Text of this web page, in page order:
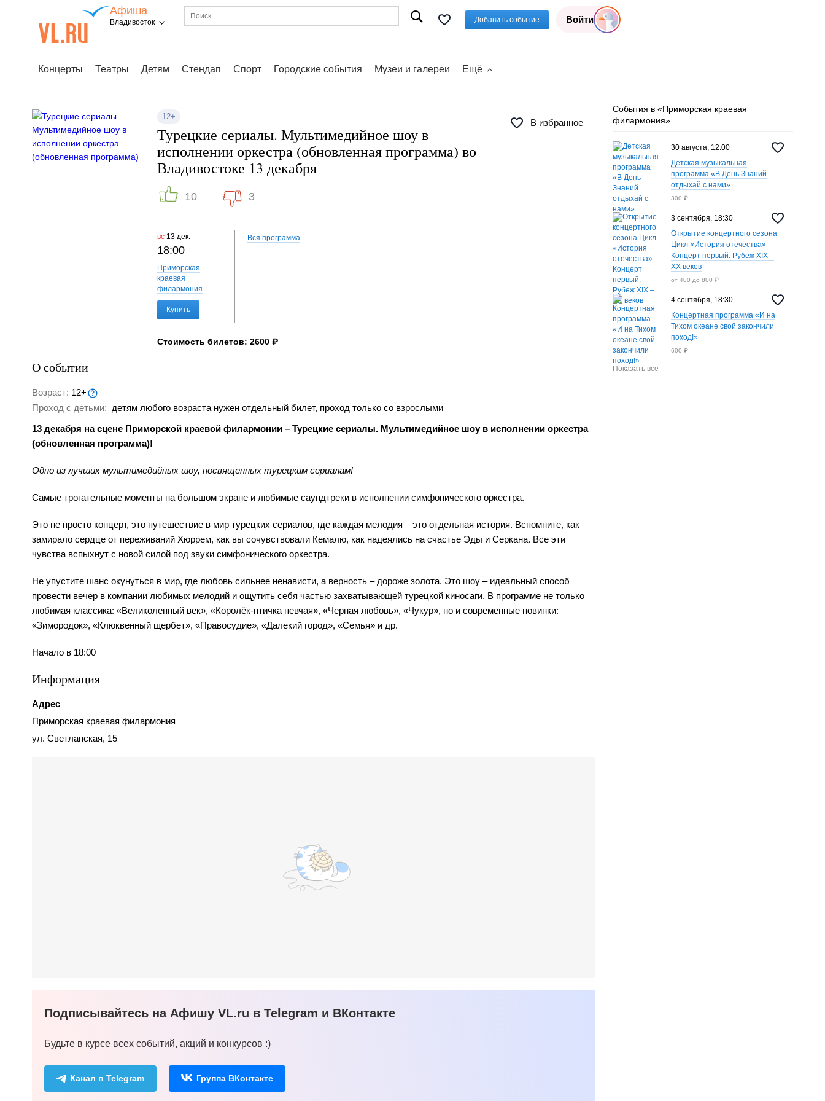
Афиша
Владивосток Добавить событие Войти
Концерты Театры Детям Стендап Спорт Городские события Музеи и галереи Ещё
12+
В избранное
Турецкие сериалы. Мультимедийное шоу в
исполнении оркестра (обновленная программа) во
Владивостоке 13 декабря
10 3
вс 13 дек.
18:00
Приморская
краевая
филармония
Купить
Вся программа
Стоимость билетов: 2600 ₽
О событии
Возраст: 12+
Проход с детьми: детям любого возраста нужен отдельный билет, проход только со взрослыми
13 декабря на сцене Приморской краевой филармонии – Турецкие сериалы. Мультимедийное шоу в исполнении оркестра
(обновленная программа)!
Одно из лучших мультимедийных шоу, посвященных турецким сериалам!
Самые трогательные моменты на большом экране и любимые саундтреки в исполнении симфонического оркестра.
Это не просто концерт, это путешествие в мир турецких сериалов, где каждая мелодия – это отдельная история. Вспомните, как
замирало сердце от переживаний Хюррем, как вы сочувствовали Кемалю, как надеялись на счастье Эды и Серкана. Все эти
чувства вспыхнут с новой силой под звуки симфонического оркестра.
Не упустите шанс окунуться в мир, где любовь сильнее ненависти, а верность – дороже золота. Это шоу – идеальный способ
провести вечер в компании любимых мелодий и ощутить себя частью захватывающей турецкой киносаги. В программе не только
любимая классика: «Великолепный век», «Королёк-птичка певчая», «Черная любовь», «Чукур», но и современные новинки:
«Зимородок», «Клюквенный щербет», «Правосудие», «Далекий город», «Семья» и др.
Начало в 18:00
Информация
Адрес
Приморская краевая филармония
ул. Светланская, 15
Подписывайтесь на Афишу VL.ru в Telegram и ВКонтакте
Будьте в курсе всех событий, акций и конкурсов :)
Канал в Telegram Группа ВКонтакте
События в «Приморская краевая
филармония»
30 августа, 12:00
Детская музыкальная
программа «В День Знаний
отдыхай с нами»
300 ₽
3 сентября, 18:30
Открытие концертного сезона
Цикл «История отечества»
Концерт первый. Рубеж XIX –
XX веков
от 400 до 800 ₽
4 сентября, 18:30
Концертная программа «И на
Тихом океане свой закончили
поход!»
600 ₽
Показать все